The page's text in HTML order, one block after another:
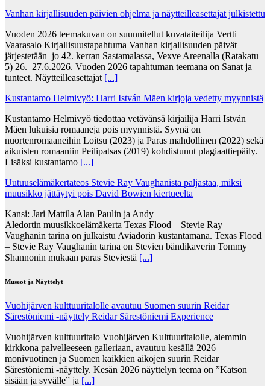
Vanhan kirjallisuuden päivien ohjelma ja näytteilleasettajat julkistettu
Vuoden 2026 teemakuvan on suunnitellut kuvataiteilija Vertti
Vaarasalo Kirjallisuustapahtuma Vanhan kirjallisuuden päivät
järjestetään jo 42. kerran Sastamalassa, Vexve Areenalla (Ratakatu
5) 26.–27.6.2026. Vuoden 2026 tapahtuman teemana on Sanat ja
tunteet. Näytteilleasettajat [...]
Kustantamo Helmivyö: Harri István Mäen kirjoja vedetty myynnistä
Kustantamo Helmivyö tiedottaa vetävänsä kirjailija Harri István
Mäen lukuisia romaaneja pois myynnistä. Syynä on
nuortenromaaneihin Loitsu (2023) ja Paras mahdollinen (2022) sekä
aikuisten romaaniin Peilipatsas (2019) kohdistunut plagiaattiepäily.
Lisäksi kustantamo [...]
Uutuuselämäkertateos Stevie Ray Vaughanista paljastaa, miksi
muusikko jättäytyi pois David Bowien kiertueelta
Kansi: Jari Mattila Alan Paulin ja Andy
Aledortin muusikkoelämäkerta Texas Flood – Stevie Ray
Vaughanin tarina on julkaistu Aviadorin kustantamana. Texas Flood
– Stevie Ray Vaughanin tarina on Stevien bändikaverin Tommy
Shannonin mukaan paras Steviestä [...]
Museot ja Näyttelyt
Vuohijärven kulttuuritalolle avautuu Suomen suurin Reidar
Särestöniemi -näyttely Reidar Särestöniemi Experience
Vuohijärven kulttuuritalo Vuohijärven Kulttuuritalolle, aiemmin
kirkkona palvelleeseen galleriaan, avautuu kesällä 2026
monivuotinen ja Suomen kaikkien aikojen suurin Reidar
Särestöniemi -näyttely. Kesän 2026 näyttelyn teema on ”Katson
sisään ja syvälle” ja [...]